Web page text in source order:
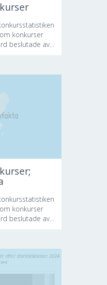
konkurser
beslutade av
konkurser
beslutade av